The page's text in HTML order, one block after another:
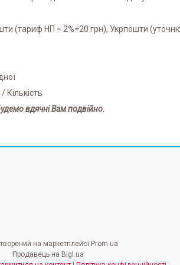
(тариф НП = 2%+20 грн), Укрпошти
вдячні Вам подвійно.
на маркетплейсі Prom.ua
Продавець на Bigl.ua